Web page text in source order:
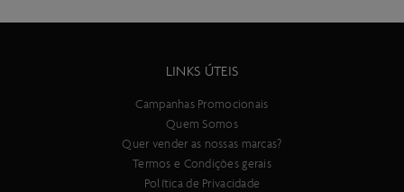
LINKS ÚTEIS
Campanhas Promocionais
Quem Somos
Quer vender as nossas marcas?
Termos e Condições gerais
Política de Privacidade